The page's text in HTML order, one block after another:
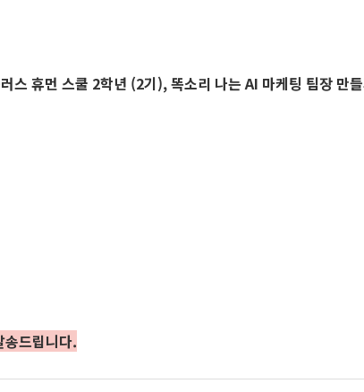
스 휴먼 스쿨 2학년 (2기), 똑소리 나는 AI 마케팅 팀장 만
드립니다.